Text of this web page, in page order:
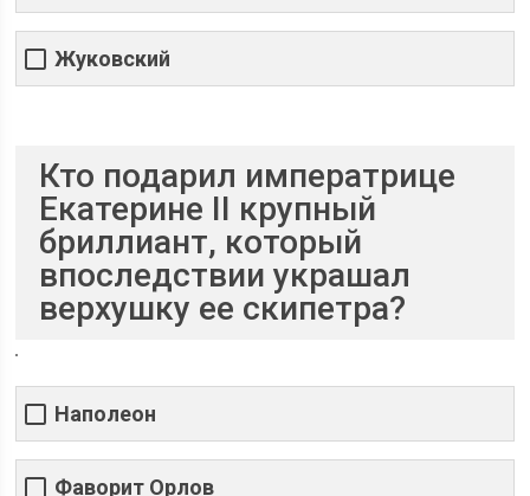
Жуковский
Кто подарил императрице
Екатерине II крупный
бриллиант, который
впоследствии украшал
верхушку ее скипетра?
Наполеон
Фаворит Орлов